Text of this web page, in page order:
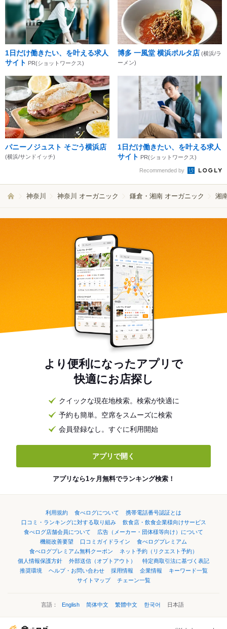
1日だけ働きたい、を叶える求人
サイト PR(ショットワークス)
博多 一風堂 横浜ポルタ店 (横浜/ラ
ーメン)
パニーノジュスト そごう横浜店
(横浜/サンドイッチ)
1日だけ働きたい、を叶える求人
サイト PR(ショットワークス)
Recommended by
神奈川 神奈川 オーガニック 鎌倉・湘南 オーガニック 湘
より便利になったアプリで
快適にお店探し
クイックな現在地検索。検索が快適に
予約も簡単。空席をスムーズに検索
会員登録なし。すぐに利用開始
アプリで開く
アプリなら1ヶ月無料でランキング検索！
利用規約 食べログについて
携帯電話番号認証とは
口コミ・ランキングに対する取り組み
飲食店・飲食企業様向けサービス
食べログ店舗会員について
広告（メーカー・団体様等向け）について
機能改善要望
口コミガイドライン
食べログプレミアム
食べログプレミアム無料クーポン
ネット予約（リクエスト予約）
個人情報保護方針
外部送信（オプトアウト）
特定商取引法に基づく表記
推奨環境
ヘルプ・お問い合わせ 採用情報 企業情報
キーワード一覧
サイトマップ
チェーン一覧
言語： English 简体中文 繁體中文 한국어 日本語